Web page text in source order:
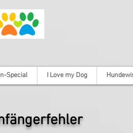
Special I Love my Dog